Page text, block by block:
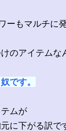
ーもマルチに
のアイテムな
です。
ムが
に下がる訳で